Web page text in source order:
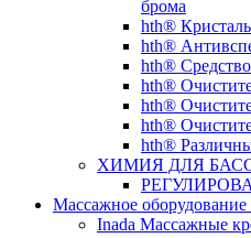
брома
hth®
hth®
hth®
hth®
hth®
hth®
hth®
ХИМИЯ ДЛЯ
Массажное оборудование
Inada Массажные